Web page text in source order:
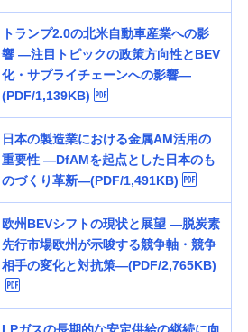
トランプ2.0の北米自動車産業への影
響 —注目トピックの政策方向性とBEV
化・サプライチェーンへの影響—
(PDF/1,139KB)
日本の製造業における金属AM活用の
重要性 —DfAMを起点とした日本のも
のづくり革新—(PDF/1,491KB)
欧州BEVシフトの現状と展望 —脱炭素
先行市場欧州が示唆する競争軸・競争
相手の変化と対抗策—(PDF/2,765KB)